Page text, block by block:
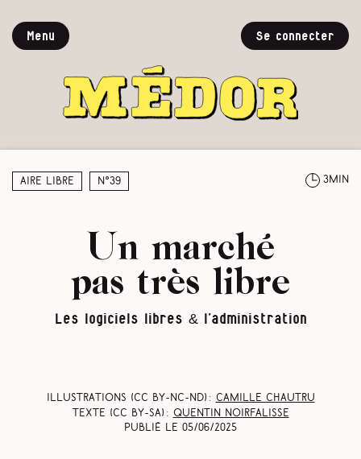
Menu Se connecter
Aire libre N°39 3min
Un marché
pas très libre
Les logiciels libres & l’administration
Illustrations (CC BY-NC-ND) :
Camille Chautru
Texte (CC BY-SA) : Quentin Noirfalisse
Publié le 05/06/2025